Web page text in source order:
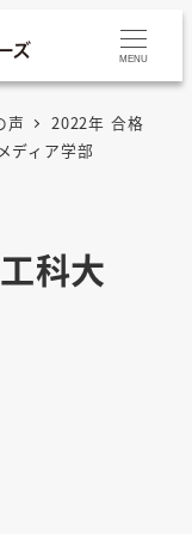
MENU
声
2022年 合格
ディア学部
科大